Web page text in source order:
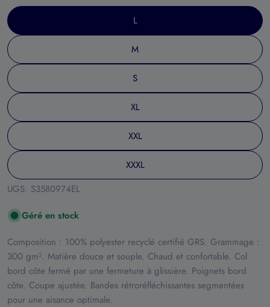
L
M
S
XL
XXL
XXXL
UGS: S3580974EL
Géré en stock
Composition : 100% polyester recyclé certifié GRS. Grammage :
300 gm². Matière douce et souple. Chaud et confortable. Col
bord côte fermé par une fermeture à glissière. Poignets bord
côte. Coupe ajustée. Bandes rétroréfléchissantes segmentées
pour une aisance optimale.